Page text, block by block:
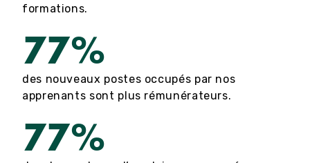
formations.
77%
des nouveaux postes occupés par nos
apprenants sont plus rémunérateurs.
77%